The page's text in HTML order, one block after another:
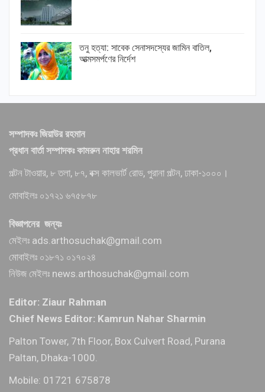
তনু হত্যা: সাবেক সেনাসদস্যের জামিন বাতিল,
আত্মসমর্পণের নির্দেশ
সম্পাদকঃ জিয়াউর রহমান
প্রধান বার্তা সম্পাদকঃ কামরুন নাহার শরমিন
পল্টন টাওয়ার, ৮ তলা, ৮৭, বক্স কালভার্ট রোড, পুরানা পল্টন, ঢাকা-১০০০।
মোবাইলঃ ০১৭২১ ৬৭৫৮৭৮
বিজ্ঞাপনের জন্যঃ
মেইলঃ ads.arthosuchak@gmail.com
মোবাইলঃ ০১৮৭১ ০১৭০২৪
নিউজ মেইলঃ news.arthosuchak@gmail.com
Editor: Ziaur Rahman
Chief News Editor: Kamrun Nahar Sharmin
Palton Tower, 7th Floor, Box Culvert Road, Purana
Paltan, Dhaka-1000.
Mobile: 01721 675878